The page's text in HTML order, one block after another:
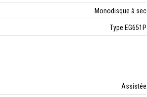
Monodisque à sec
Type EG651P
Assistée